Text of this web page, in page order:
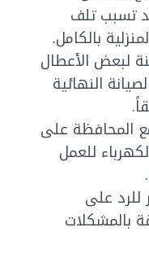
تسبب تلف
بالكامل.
لبعض الأعطال
النهائية
مع المحافظة على
للعمل
على
بالمشكلات